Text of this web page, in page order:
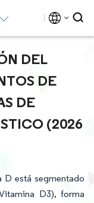
DEL
DE
DE
(2026
D está segmentado
D3), forma